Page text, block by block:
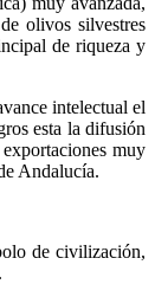
olivos silvestres
de riqueza y
intelectual el
esta la difusión
muy
Andalucía.
de civilización,